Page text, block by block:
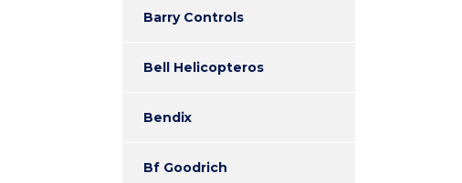
Barry Controls
Bell Helicopteros
Bendix
Bf Goodrich